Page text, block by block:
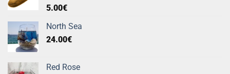
5.00€
North Sea
24.00€
Red Rose